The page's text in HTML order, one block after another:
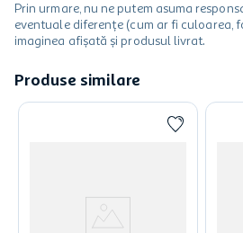
Prin urmare, nu ne putem asuma
eventuale diferențe (cum ar fi culoarea,
imaginea afișată și produsul livrat.
Produse similare